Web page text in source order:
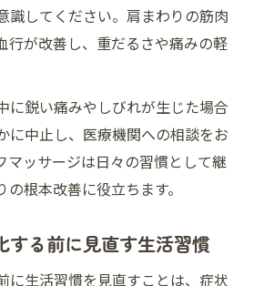
識してください。肩まわりの筋肉
行が改善し、重だるさや痛みの軽
に鋭い痛みやしびれが生じた場合
に中止し、医療機関への相談をお
マッサージは日々の習慣として継
根本改善に役立ちます。
する前に見直す生活習慣
に生活習慣を見直すことは、症状